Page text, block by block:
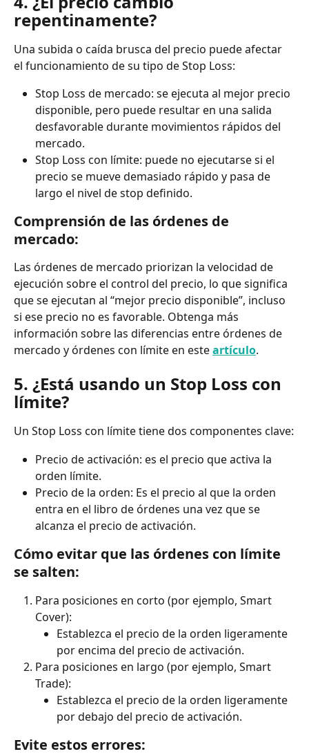
repentinamente?
Una subida o caída brusca del precio puede afectar
el funcionamiento de su tipo de Stop Loss:
Stop Loss de mercado: se ejecuta al mejor precio
disponible, pero puede resultar en una salida
desfavorable durante movimientos rápidos del
mercado.
Stop Loss con límite: puede no ejecutarse si el
precio se mueve demasiado rápido y pasa de
largo el nivel de stop definido.
Comprensión de las órdenes de
mercado:
Las órdenes de mercado priorizan la velocidad de
ejecución sobre el control del precio, lo que significa
que se ejecutan al “mejor precio disponible”, incluso
si ese precio no es favorable. Obtenga más
información sobre las diferencias entre órdenes de
mercado y órdenes con límite en este artículo.
5. ¿Está usando un Stop Loss con
límite?
Un Stop Loss con límite tiene dos componentes clave:
Precio de activación: es el precio que activa la
orden límite.
Precio de la orden: Es el precio al que la orden
entra en el libro de órdenes una vez que se
alcanza el precio de activación.
Cómo evitar que las órdenes con límite
se salten:
Para posiciones en corto (por ejemplo, Smart
Cover):
Establezca el precio de la orden ligeramente
por encima del precio de activación.
Para posiciones en largo (por ejemplo, Smart
Trade):
Establezca el precio de la orden ligeramente
por debajo del precio de activación.
Evite estos errores: